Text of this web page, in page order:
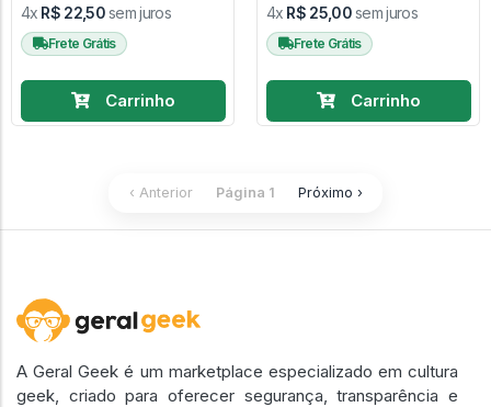
4x R$ 22,50sem juros
Frete Grátis
Carrinho
4x R$ 25,00sem juros
Frete Grátis
Carrinho
‹ Anterior Página 1 Próximo ›
A Geral Geek é um marketplace especializado em cultura
geek, criado para oferecer segurança, transparência e